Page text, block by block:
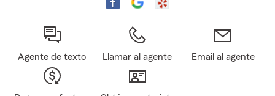
Agente de texto Llamar al agente Email al agente